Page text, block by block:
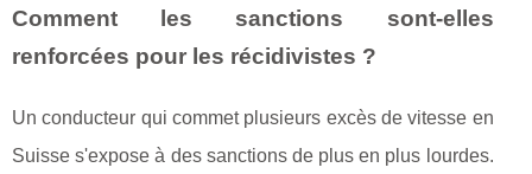
Comment les sanctions sont-elles
renforcées pour les récidivistes ?
Un conducteur qui commet plusieurs excès de vitesse en
Suisse s'expose à des sanctions de plus en plus lourdes.